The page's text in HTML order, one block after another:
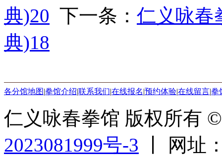
典)20 下一条： 仁义咏春
典)18
各分馆地图|拳馆介绍|联系我们|在线报名|预约体验|在线留言|拳
仁义咏春拳馆 版权所有
2023081999号-3 丨 网址